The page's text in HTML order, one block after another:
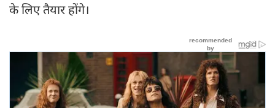
के लिए तैयार होंगे।